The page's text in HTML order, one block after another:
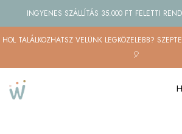
INGYENES SZÁLLÍTÁS 35.000 FT FELETTI
HOL TALÁLKOZHATSZ VELÜNK LEGKÖZELEBB?
🎈